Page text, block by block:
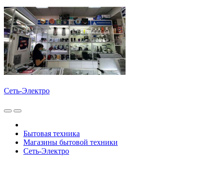
Сеть-Электро
Бытовая техника
Магазины бытовой техники
Сеть-Электро